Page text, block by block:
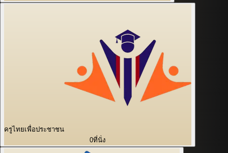
ครูไทยเพื่อประชาชน
0ที่นั่ง